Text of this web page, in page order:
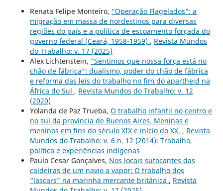
Renata Felipe Monteiro, “Operação Flagelados”: a
migração em massa de nordestinos para diversas
regiões do país e a política de escoamento forçada do
governo federal (Ceará, 1958-1959) , Revista Mundos
do Trabalho: v. 17 (2025)
Alex Lichtenstein, “Sentimos que nossa força está no
chão de fábrica”: dualismo, poder do chão de fábrica
e reforma das leis do trabalho no fim do apartheid na
África do Sul , Revista Mundos do Trabalho: v. 12
(2020)
Yolanda de Paz Trueba, O trabalho infantil no centro e
no sul da província de Buenos Aires. Meninas e
meninos em fins do século XIX e início do XX. , Revista
Mundos do Trabalho: v. 6 n. 12 (2014): Trabalho,
política e experiências indígenas
Paulo Cesar Gonçalves, Nos locais sufocantes das
caldeiras de um navio a vapor: O trabalho dos
“lascars” na marinha mercante britânica , Revista